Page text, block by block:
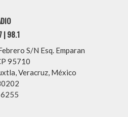
| 98.1
S/N Esq. Emparan
95710
Veracruz, México